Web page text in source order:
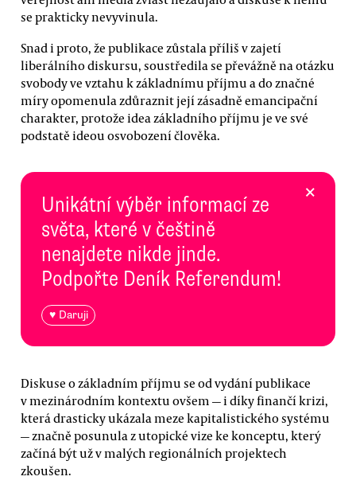
se prakticky nevyvinula.
Snad i proto, že publikace zůstala příliš v zajetí
liberálního diskursu, soustředila se převážně na otázku
svobody ve vztahu k základnímu příjmu a do značné
míry opomenula zdůraznit její zásadně emancipační
charakter, protože idea základního příjmu je ve své
podstatě ideou osvobození člověka.
Unikátní výběr informací ze
světa, které v češtině
nenajdete nikde jinde.
Podpořte Deník Referendum!
♥ Daruji
×
Diskuse o základním příjmu se od vydání publikace
v mezinárodním kontextu ovšem — i díky finančí krizi,
která drasticky ukázala meze kapitalistického systému
— značně posunula z utopické vize ke konceptu, který
začíná být už v malých regionálních projektech
zkoušen.